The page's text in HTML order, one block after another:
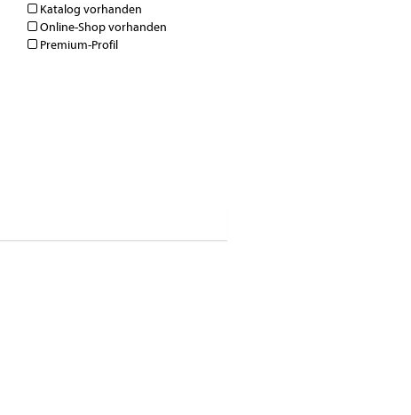
Katalog vorhanden
Online-Shop vorhanden
Premium-Profil